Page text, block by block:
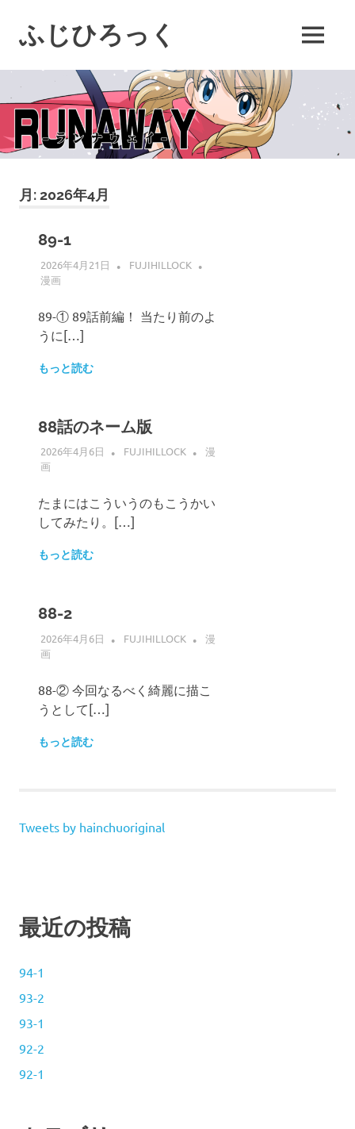
ン
へ
キ
ッ
ふじひろっく MENU
月:2026年4月
89-1
2026年4月21日
FUJIHILLOCK
漫画
89-① 89話前編！ 当たり前のよ
うに[…]
もっと読む
88話のネーム版
2026年4月6日 FUJIHILLOCK
漫
画
たまにはこういうのもこうかい
してみたり。[…]
もっと読む
88-2
2026年4月6日 FUJIHILLOCK
漫
画
88-② 今回なるべく綺麗に描こ
うとして[…]
もっと読む
Tweets by hainchuoriginal
最近の投稿
94-1
93-2
93-1
92-2
92-1